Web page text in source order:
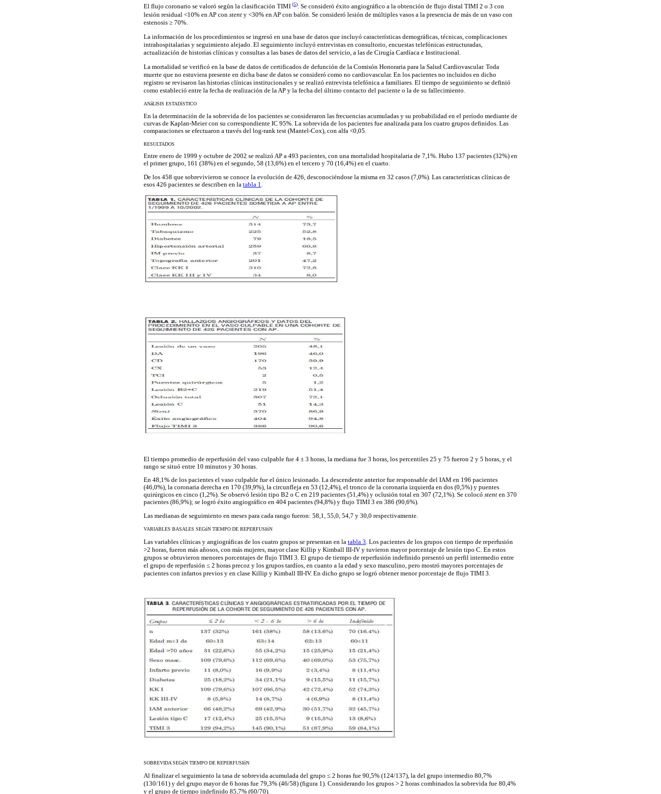
El flujo coronario se valoró según la clasificación TIMI (5). Se consideró éxito angiográfico a la obtención de flujo distal TIMI 2 o 3 con
lesión residual <10% en AP con stent y <30% en AP con balón. Se consideró lesión de múltiples vasos a la presencia de más de un vaso con
estenosis ≥ 70%.
La información de los procedimientos se ingresó en una base de datos que incluyó características demográficas, técnicas, complicaciones
intrahospitalarias y seguimiento alejado. El seguimiento incluyó entrevistas en consultorio, encuestas telefónicas estructuradas,
actualización de historias clínicas y consultas a las bases de datos del servicio, a las de Cirugía Cardíaca e Institucional.
La mortalidad se verificó en la base de datos de certificados de defunción de la Comisón Honoraria para la Salud Cardiovascular. Toda
muerte que no estuviera presente en dicha base de datos se consideró como no cardiovascular. En los pacientes no incluidos en dicho
registro se revisaron las historias clínicas institucionales y se realizó entrevista telefónica a familiares. El tiempo de seguimiento se definió
como estableció entre la fecha de realización de la AP y la fecha del último contacto del paciente o la de su fallecimiento.
ANáLISIS ESTADíSTICO
En la determinación de la sobrevida de los pacientes se consideraron las frecuencias acumuladas y su probabilidad en el período mediante de
curvas de Kaplan-Meier con su correspondiente IC 95%. La sobrevida de los pacientes fue analizada para los cuatro grupos definidos. Las
comparaciones se efectuaron a través del log-rank test (Mantel-Cox), con alfa <0,05.
RESULTADOS
Entre enero de 1999 y octubre de 2002 se realizó AP a 493 pacientes, con una mortalidad hospitalaria de 7,1%. Hubo 137 pacientes (32%) en
el primer grupo, 161 (38%) en el segundo, 58 (13,6%) en el tercero y 70 (16,4%) en el cuarto.
De los 458 que sobrevivieron se conoce la evolución de 426, desconociéndose la misma en 32 casos (7,0%). Las características clínicas de
esos 426 pacientes se describen en la tabla 1
El tiempo promedio de reperfusión del vaso culpable fue 4 ± 3 horas, la mediana fue 3 horas, los percentiles 25 y 75 fueron 2 y 5 horas, y el
rango se situó entre 10 minutos y 30 horas.
En 48,1% de los pacientes el vaso culpable fue el único lesionado. La descendente anterior fue responsable del IAM en 196 pacientes
(46,0%), la coronaria derecha en 170 (39,9%), la circunfleja en 53 (12,4%), el tronco de la coronaria izquierda en dos (0,5%) y puentes
quirúrgicos en cinco (1,2%). Se observó lesión tipo B2 o C en 219 pacientes (51,4%) y oclusión total en 307 (72,1%). Se colocó stent en 370
pacientes (86,9%); se logró éxito angiográfico en 404 pacientes (94,8%) y flujo TIMI 3 en 386 (90,6%).
Las medianas de seguimiento en meses para cada rango fueron: 58,1, 55,0, 54,7 y 30,0 respectivamente.
VARIABLES BASALES SEGúN TIEMPO DE REPERFUSIóN
Las variables clínicas y angiográficas de los cuatro grupos se presentan en la tabla 3 . Los pacientes de los grupos con tiempo de reperfusión
>2 horas, fueron más añosos, con más mujeres, mayor clase Killip y Kimball III-IV y tuvieron mayor porcentaje de lesión tipo C. En estos
grupos se obtuvieron menores porcentajes de flujo TIMI 3. El grupo de tiempo de reperfusión indefinido presentó un perfil intermedio entre
el grupo de reperfusión ≤ 2 horas precoz y los grupos tardíos, en cuanto a la edad y sexo masculino, pero mostró mayores porcentajes de
pacientes con infartos previos y en clase Killip y Kimball III-IV. En dicho grupo se logró obtener menor porcentaje de flujo TIMI 3.
SOBREVIDA SEGúN TIEMPO DE REPERFUSIóN
Al finalizar el seguimiento la tasa de sobrevida acumulada del grupo ≤ 2 horas fue 90,5% (124/137), la del grupo intermedio 80,7%
(130/161) y del grupo mayor de 6 horas fue 79,3% (46/58) (figura 1). Considerando los grupos > 2 horas combinados la sobrevida fue 80,4%
y el grupo de tiempo indefinido 85,7% (60/70).